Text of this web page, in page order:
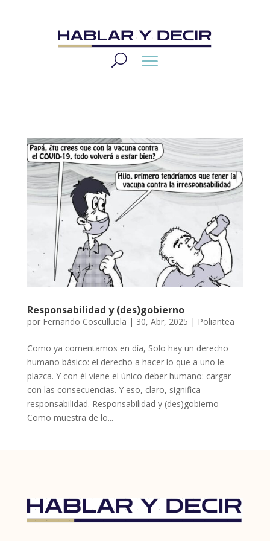
Responsabilidad y (des)gobierno
por Fernando Cosculluela | 30, Abr, 2025 | Poliantea
Como ya comentamos en día, Solo hay un derecho
humano básico: el derecho a hacer lo que a uno le
plazca. Y con él viene el único deber humano: cargar
con las consecuencias. Y eso, claro, significa
responsabilidad. Responsabilidad y (des)gobierno
Como muestra de lo...